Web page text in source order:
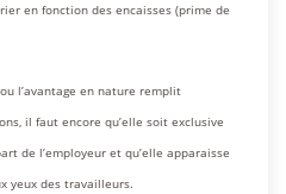
en fonction des encaisses (prime de
l’avantage en nature remplit
il faut encore qu’elle soit exclusive
de l’employeur et qu’elle apparaisse
yeux des travailleurs.